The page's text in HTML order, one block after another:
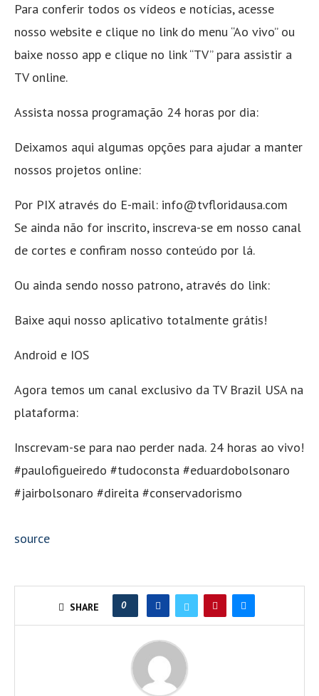
Para conferir todos os vídeos e notícias, acesse
nosso website e clique no link do menu “Ao vivo” ou
baixe nosso app e clique no link “TV” para assistir a
TV online.
Assista nossa programação 24 horas por dia:
Deixamos aqui algumas opções para ajudar a manter
nossos projetos online:
Por PIX através do E-mail: info@tvfloridausa.com
Se ainda não for inscrito, inscreva-se em nosso canal
de cortes e confiram nosso conteúdo por lá.
Ou ainda sendo nosso patrono, através do link:
Baixe aqui nosso aplicativo totalmente grátis!
Android e IOS
Agora temos um canal exclusivo da TV Brazil USA na
plataforma:
Inscrevam-se para nao perder nada. 24 horas ao vivo!
#paulofigueiredo #tudoconsta #eduardobolsonaro
#jairbolsonaro #direita #conservadorismo
source
SHARE 0